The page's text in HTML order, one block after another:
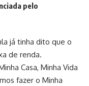
pelo
já tinha dito que o
de renda.
Casa, Minha Vida
fazer o Minha